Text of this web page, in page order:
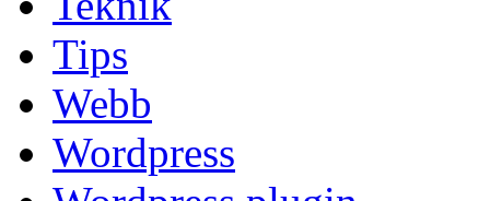
Tips
Webb
Wordpress